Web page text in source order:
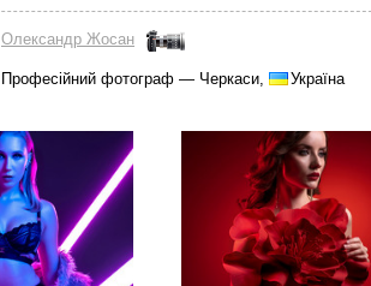
Олександр Жосан
Професійний фотограф — Черкаси, Україна